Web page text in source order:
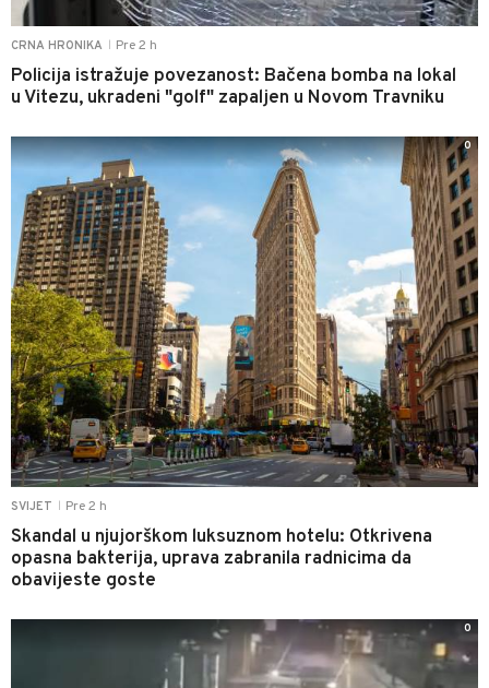
CRNA HRONIKA Pre 2 h
Policija istražuje povezanost: Bačena bomba na lokal
u Vitezu, ukradeni "golf" zapaljen u Novom Travniku
SVIJET Pre 2 h
Skandal u njujorškom luksuznom hotelu: Otkrivena
opasna bakterija, uprava zabranila radnicima da
obavijeste goste
0
0